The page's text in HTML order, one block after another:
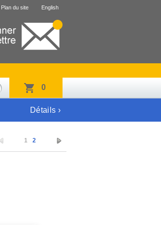
Plan du site English
0
Détails ›
1 2